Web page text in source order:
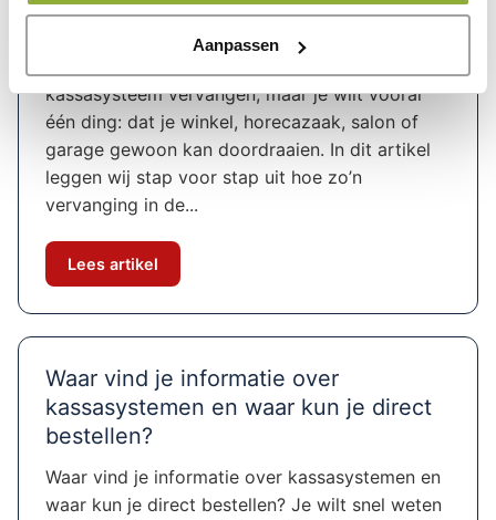
Aanpassen
Hoe verloopt het proces van
kassasysteem vervangen, maar je wilt vooral
één ding: dat je winkel, horecazaak, salon of
garage gewoon kan doordraaien. In dit artikel
leggen wij stap voor stap uit hoe zo’n
vervanging in de...
Lees artikel
Waar vind je informatie over
kassasystemen en waar kun je direct
bestellen?
Waar vind je informatie over kassasystemen en
waar kun je direct bestellen? Je wilt snel weten